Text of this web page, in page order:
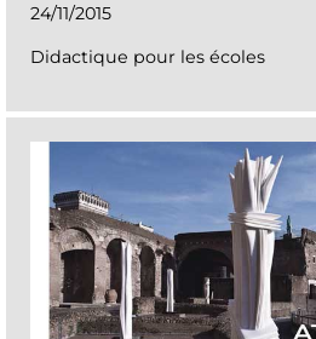
24/11/2015
Didactique pour les écoles